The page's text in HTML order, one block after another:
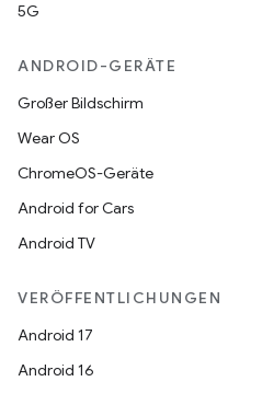
5G
ANDROID-GERÄTE
Großer Bildschirm
Wear OS
ChromeOS-Geräte
Android for Cars
Android TV
VERÖFFENTLICHUNGEN
Android 17
Android 16